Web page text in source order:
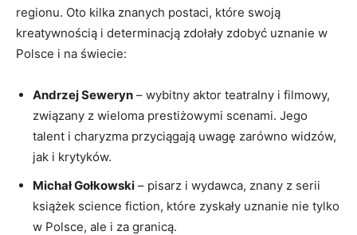
regionu. Oto kilka znanych postaci, które swoją
kreatywnością i determinacją zdołały zdobyć uznanie w
Polsce i na świecie:
Andrzej Seweryn – wybitny aktor teatralny i filmowy,
związany z wieloma prestiżowymi scenami. Jego
talent i charyzma przyciągają uwagę zarówno widzów,
jak i krytyków.
Michał Gołkowski – pisarz i wydawca, znany z serii
książek science fiction, które zyskały uznanie nie tylko
w Polsce, ale i za granicą.